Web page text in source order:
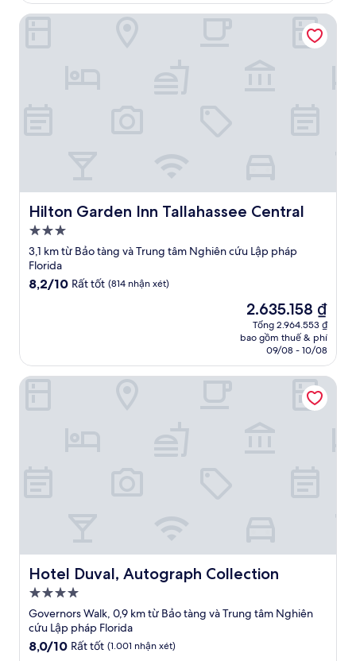
nhận
xét)
Hilton Garden Inn Tallahassee Central
Hilton Garden Inn Tallahassee Central
Nơi
lưu
trú
3.0
3,1 km từ Bảo tàng và Trung tâm Nghiên cứu Lập pháp
Florida
8.2
nhận
xét)
8,2/10 Rất tốt (814 nhận xét)
Giá
hiện
tại
2.635.158 ₫
2.635.158 ₫
Tổng 2.964.553 ₫
bao gồm thuế & phí
09/08 - 10/08
Hilton Garden Inn Tallahassee Central
Hotel Duval, Autograph Collection
Hotel Duval, Autograph Collection
Nơi
lưu
trú
4.0
Governors Walk, 0,9 km từ Bảo tàng và Trung tâm Nghiên
cứu Lập pháp Florida
8.0
8,0/10 Rất tốt (1.001 nhận xét)
Hotel Duval, Autograph Collection